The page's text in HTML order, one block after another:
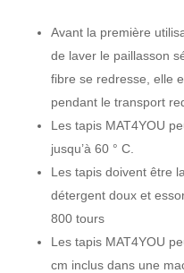
Avant la première
de laver le paillasson
fibre se redresse, elle
pendant le transport
Les tapis MAT4YOU
jusqu’à 60 ° C.
Les tapis doivent être
détergent doux et
800 tours
Les tapis MAT4YOU
cm inclus dans une